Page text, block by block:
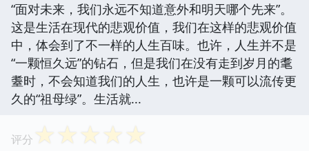
“面对未来，我们永远不知道意外和明天哪个先来”。
这是生活在现代的悲观价值，我们在这样的悲观价值
中，体会到了不一样的人生百味。也许，人生并不是
“一颗恒久远”的钻石，但是我们在没有走到岁月的耄
耋时，不会知道我们的人生，也许是一颗可以流传更
久的“祖母绿”。生活就...
评分 ☆☆☆☆☆